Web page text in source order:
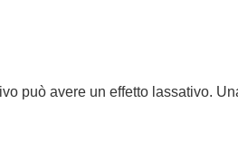
può avere un effetto lassativo.